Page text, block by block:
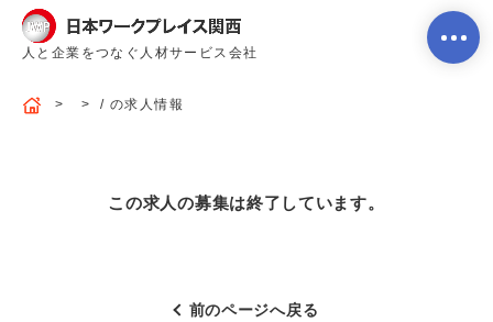
人と企業をつなぐ人材サービス会社
ホーム
会社案内
/ の求人情報
この求人の募集は終了しています。
前のページへ戻る